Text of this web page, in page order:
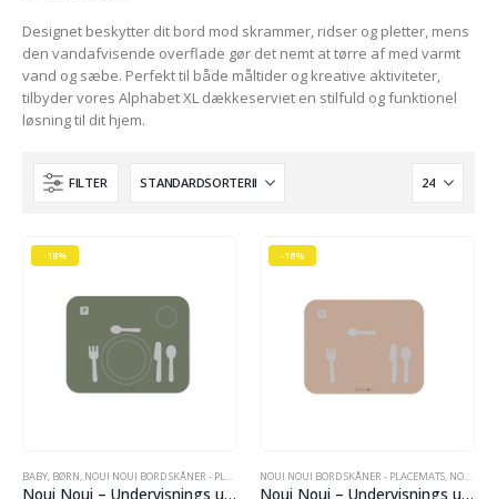
Designet beskytter dit bord mod skrammer, ridser og pletter, mens
den vandafvisende overflade gør det nemt at tørre af med varmt
vand og sæbe. Perfekt til både måltider og kreative aktiviteter,
tilbyder vores Alphabet XL dækkeserviet en stilfuld og funktionel
løsning til dit hjem.
FILTER
-18%
BABY BØRN NOUI NOUI BORD SKÅNER - PLACEMATS ,NOUI NOUI BORD SKÅNER - PLACEMATS,
Noui Noui – Undervisnings underlag – lær at dække bord – 43 x 34 cm Olive
-18%
NOUI NOUI BORD SKÅNER - PLACEMATS NOUI NOUI BORD SKÅNER - PLACEMATS
Noui Noui – Undervisnings underlag – lær at dække bord – 43 x 34 cm Rose